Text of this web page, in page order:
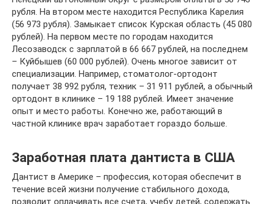
рубля. На втором месте находится Республика Карелия
(56 973 рубля). Замыкает список Курская область (45 080
рублей). На первом месте по городам находится
Лесозаводск с зарплатой в 66 667 рублей, на последнем
– Куйбышев (60 000 рублей). Очень многое зависит от
специализации. Например, стоматолог-ортодонт
получает 38 992 рубля, техник – 31 911 рублей, а обычный
ортодонт в клинике – 19 188 рублей. Имеет значение
опыт и место работы. Конечно же, работающий в
частной клинике врач заработает гораздо больше.
Заработная плата дантиста в США
Дантист в Америке – профессия, которая обеспечит в
течение всей жизни получение стабильного дохода,
позволит оплачивать все счета, учебу детей, содержать